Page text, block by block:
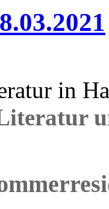
in